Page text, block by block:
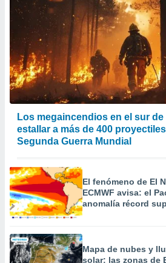
Los megaincendios en el sur
estallar a más de 400
Segunda Guerra Mundial
El fenómeno de El
ECMWF avisa: el
anomalía récord
Mapa de nubes y
solar: las zonas de